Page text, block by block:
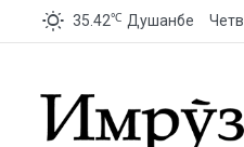
35.42℃ Душанбе